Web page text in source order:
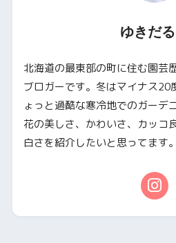
ゆきだ
北海道の最東部の町に住む園芸
ブロガーです。冬はマイナス20
ょっと過酷な寒冷地でのガーデ
花の美しさ、かわいさ、カッコ
白さを紹介したいと思ってます。